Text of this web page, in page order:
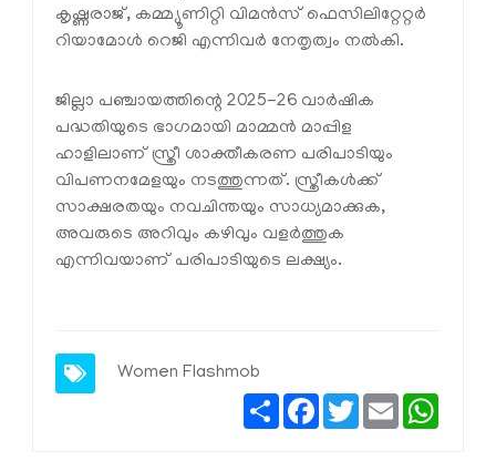
കൃഷ്ണരാജ്, കമ്മ്യൂണിറ്റി വിമൻസ് ഫെസിലിറ്റേറ്റർ
റിയാമോൾ റെജി എന്നിവർ നേതൃത്വം നൽകി.
ജില്ലാ പഞ്ചായത്തിന്റെ 2025-26 വാർഷിക
പദ്ധതിയുടെ ഭാഗമായി മാമ്മൻ മാപ്പിള
ഹാളിലാണ് സ്ത്രീ ശാക്തീകരണ പരിപാടിയും
വിപണനമേളയും നടത്തുന്നത്. സ്ത്രീകൾക്ക്
സാക്ഷരതയും നവചിന്തയും സാധ്യമാക്കുക,
അവരുടെ അറിവും കഴിവും വളർത്തുക
എന്നിവയാണ് പരിപാടിയുടെ ലക്ഷ്യം.
Women Flashmob
ShareFacebook
TwitterEmail